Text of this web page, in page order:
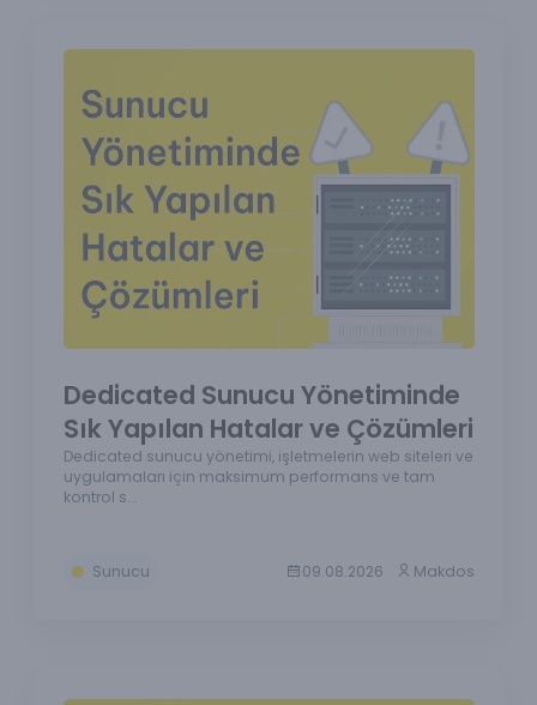
Dedicated Sunucu Yönetiminde
Sık Yapılan Hatalar ve Çözümleri
Dedicated sunucu yönetimi, işletmelerin web siteleri ve
uygulamaları için maksimum performans ve tam
kontrol s...
Sunucu 09.08.2026 Makdos